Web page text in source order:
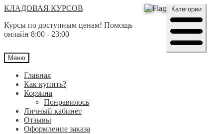
Перейти
Перейти
КЛАДОВАЯ КУРСОВ
Курсы по доступным ценам! Помощь
онлайн 8:00 - 23:00
Категории
Меню
Главная
Как купить?
Корзина
Понравилось
Личный кабинет
Отзывы
Оформление заказа